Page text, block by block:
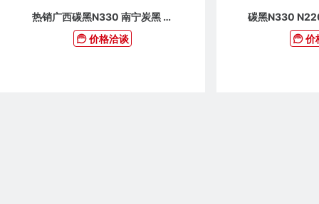
热销广西碳黑N330 南宁炭黑 色
素碳黑批发
价格洽谈
碳黑N330
料 仿古 美缝
价